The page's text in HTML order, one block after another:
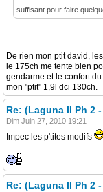
suffisant pour faire
De rien mon ptit david,
le 175ch me tente bien
gendarme et le confort
mon "ptit" 1,9l dci 130ch.
Re: (Laguna II Ph 2
Dim Juin 27, 2010 19:21
Impec les p'tites modifs
Re: (Laguna II Ph 2